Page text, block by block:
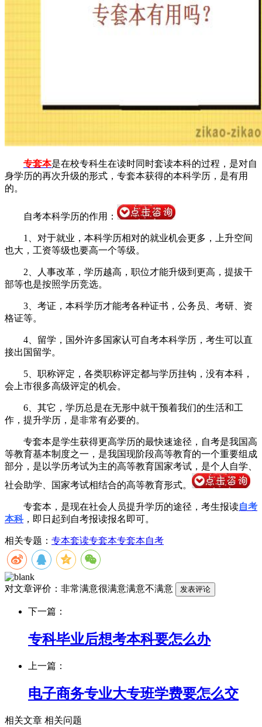
专套本是在校专科生在读时同时套读本科的过程，是对自
身学历的再次升级的形式，专套本获得的本科学历，是有用
的。
自考本科学历的作用：
1、对于就业，本科学历相对的就业机会更多，上升空间
也大，工资等级也要高一个等级。
2、人事改革，学历越高，职位才能升级到更高，提拔干
部等也是按照学历竞选。
3、考证，本科学历才能考各种证书，公务员、考研、资
格证等。
4、留学，国外许多国家认可自考本科学历，考生可以直
接出国留学。
5、职称评定，各类职称评定都与学历挂钩，没有本科，
会上市很多高级评定的机会。
6、其它，学历总是在无形中就干预着我们的生活和工
作，提升学历，是非常有必要的。
专套本是学生获得更高学历的最快速途径，自考是我国高
等教育基本制度之一，是我国现阶段高等教育的一个重要组成
部分，是以学历考试为主的高等教育国家考试，是个人自学、
社会助学、国家考试相结合的高等教育形式。
专套本，是现在社会人员提升学历的途径，考生报读自考
本科，即日起到自考报读报名即可。
相关专题： 专本套读专套本专套本自考
对文章评价： 非常满意很满意满意不满意
下一篇：
专科毕业后想考本科要怎么办
上一篇：
电子商务专业大专班学费要怎么交
相关文章 相关问题